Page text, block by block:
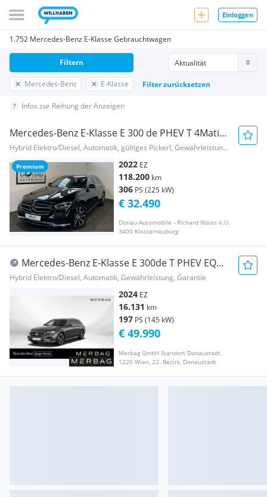
Einloggen
1.752 Mercedes-Benz E-Klasse Gebrauchtwagen
Mercedes-Benz E-Klasse Filter zurücksetzen
Filtern
Infos zur Reihung der Anzeigen
Premium
Mercedes-Benz E-Klasse E 300 de PHEV T 4Matic
Aut. Avantgarde * ACC *...
Hybrid Elektro/Diesel, Automatik, gültiges Pickerl, Gewährleistung, Garantie
2022 EZ
118.200 km
306 PS (225 kW)
Donau-Automobile - Richard Waiss e.U.
3400 Klosterneuburg
€ 32.490
Mercedes-Benz E-Klasse E 300de T PHEV EQ
Tech 4Matic Osterreich Editio...
Hybrid Elektro/Diesel, Automatik, Gewährleistung, Garantie
2024 EZ
16.131 km
197 PS (145 kW)
Merbag GmbH Standort Donaustadt
1220 Wien, 22. Bezirk, Donaustadt
€ 49.990